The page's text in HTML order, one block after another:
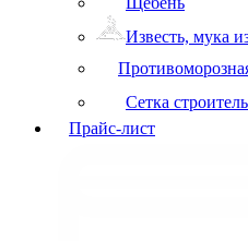
Известь, мука
Сетка
Прайс-лист